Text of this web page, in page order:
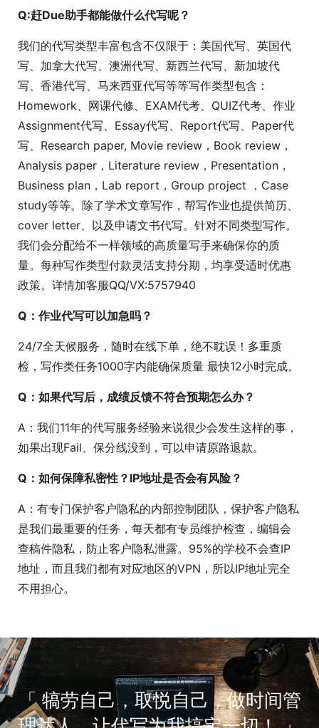
Q:赶Due助手都能做什么代写呢？
我们的代写类型丰富包含不仅限于：美国代写、英国代
写、加拿大代写、澳洲代写、新西兰代写、新加坡代
写、香港代写、马来西亚代写等等写作类型包含：
Homework、网课代修、EXAM代考、QUIZ代考、作业
Assignment代写、Essay代写、Report代写、Paper代
写、Research paper, Movie review，Book review，
Analysis paper，Literature review，Presentation，
Business plan，Lab report，Group project ，Case
study等等。除了学术文章写作，帮写作业也提供简历、
cover letter、以及申请文书代写。针对不同类型写作。
我们会分配给不一样领域的高质量写手来确保你的质
量。每种写作类型付款灵活支持分期，均享受适时优惠
政策。详情加客服QQ/VX:5757940
Q：作业代写可以加急吗？
24/7全天候服务，随时在线下单，绝不耽误！多重质
检，写作类任务1000字内能确保质量 最快12小时完成。
Q：如果代写后，成绩反馈不符合预期怎么办？
A：我们11年的代写服务经验来说很少会发生这样的事，
如果出现Fail、保分线没到，可以申请原路退款。
Q：如何保障私密性？IP地址是否会有风险？
A：有专门保护客户隐私的内部控制团队，保护客户隐私
是我们最重要的任务，每天都有专员维护检查，编辑会
查稿件隐私，防止客户隐私泄露。95%的学校不会查IP
地址，而且我们都有对应地区的VPN，所以IP地址完全
不用担心。
「 犒劳自己，取悦自己，做时间管